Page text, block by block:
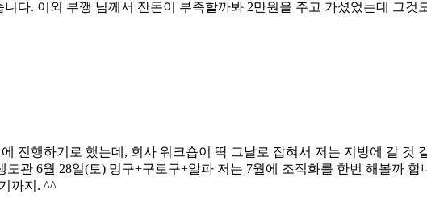
다. 이외 부깽 님께서 잔돈이 부족할까봐 2만원을 주고 가셨었는데 그
진행하기로 했는데, 회사 워크숍이 딱 그날로 잡혀서 저는 지방에 갈 것
도관 6월 28일(토) 멍구+구로구+알파 저는 7월에 조직화를 한번 해볼까 합
까지. ^^